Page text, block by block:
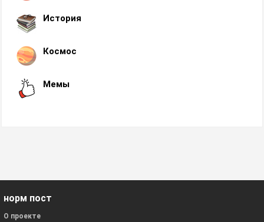
История
Космос
Мемы
норм пост
О проекте